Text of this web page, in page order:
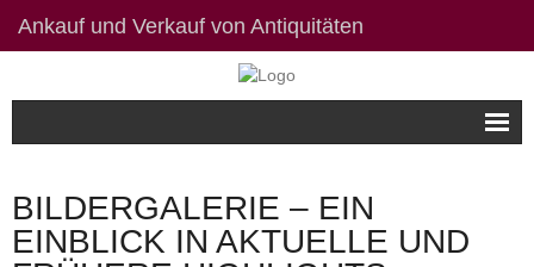
Ankauf und Verkauf von Antiquitäten
Bildergalerie
BILDERGALERIE – EIN
EINBLICK IN AKTUELLE UND